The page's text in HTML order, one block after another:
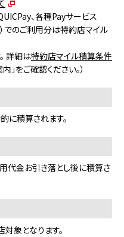
、各種Payサービス
でのご利用分は特約店マイル
詳細は特約店マイル積算条件
内」をご確認ください。）
に積算されます。
代金お引き落とし後に積算さ
象となります。